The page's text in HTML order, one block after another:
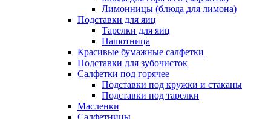
Лимонницы (блюда для лимона)
Подставки для яиц
Тарелки для яиц
Пашотница
Красивые бумажные салфетки
Подставки для зубочисток
Салфетки под горячее
Подставки под кружки и стаканы
Подставки под тарелки
Масленки
Салфетницы